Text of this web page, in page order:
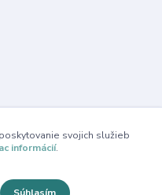
svojich služieb
informácií.